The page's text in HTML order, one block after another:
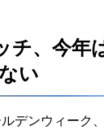
チ、今年
い
デンウィーク